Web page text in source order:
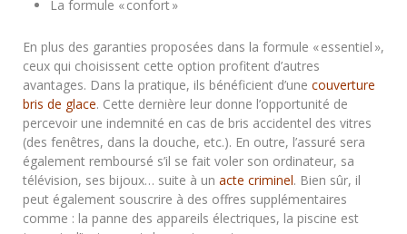
La formule « confort »
En plus des garanties proposées dans la formule « essentiel »,
ceux qui choisissent cette option profitent d’autres
avantages. Dans la pratique, ils bénéficient d’une couverture
bris de glace. Cette dernière leur donne l’opportunité de
percevoir une indemnité en cas de bris accidentel des vitres
(des fenêtres, dans la douche, etc.). En outre, l’assuré sera
également remboursé s’il se fait voler son ordinateur, sa
télévision, ses bijoux… suite à un acte criminel. Bien sûr, il
peut également souscrire à des offres supplémentaires
comme : la panne des appareils électriques, la piscine est